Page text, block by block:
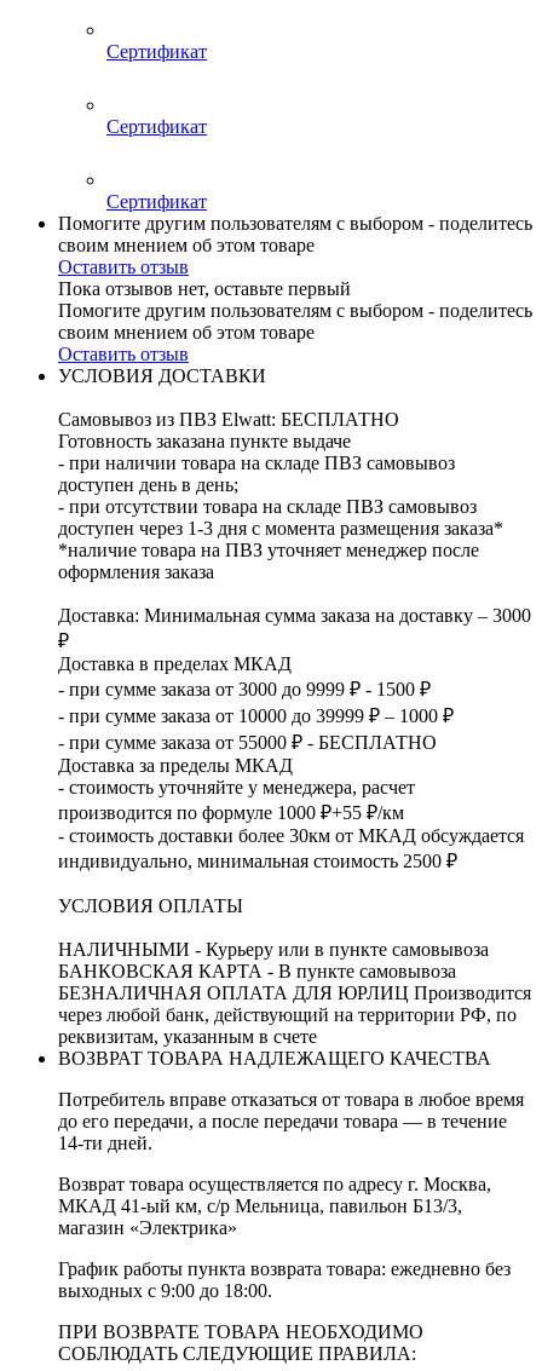
Сертификат
Сертификат
Сертификат
Помогите другим пользователям с выбором - поделитесь
своим мнением об этом товаре
Оставить отзыв
Пока отзывов нет, оставьте первый
Помогите другим пользователям с выбором - поделитесь
своим мнением об этом товаре
Оставить отзыв
УСЛОВИЯ ДОСТАВКИ
Самовывоз из ПВЗ Elwatt: БЕСПЛАТНО
Готовность заказана пункте выдаче
- при наличии товара на складе ПВЗ самовывоз
доступен день в день;
- при отсутствии товара на складе ПВЗ самовывоз
доступен через 1-3 дня с момента размещения заказа*
*наличие товара на ПВЗ уточняет менеджер после
оформления заказа
Доставка: Минимальная сумма заказа на доставку – 3000
₽
Доставка в пределах МКАД
- при сумме заказа от 3000 до 9999 ₽ - 1500 ₽
- при сумме заказа от 10000 до 39999 ₽ – 1000 ₽
- при сумме заказа от 55000 ₽ - БЕСПЛАТНО
Доставка за пределы МКАД
- стоимость уточняйте у менеджера, расчет
производится по формуле 1000 ₽+55 ₽/км
- стоимость доставки более 30км от МКАД обсуждается
индивидуально, минимальная стоимость 2500 ₽
УСЛОВИЯ ОПЛАТЫ
НАЛИЧНЫМИ - Курьеру или в пункте самовывоза
БАНКОВСКАЯ КАРТА - В пункте самовывоза
БЕЗНАЛИЧНАЯ ОПЛАТА ДЛЯ ЮРЛИЦ Производится
через любой банк, действующий на территории РФ, по
реквизитам, указанным в счете
ВОЗВРАТ ТОВАРА НАДЛЕЖАЩЕГО КАЧЕСТВА
Потребитель вправе отказаться от товара в любое время
до его передачи, а после передачи товара — в течение
14-ти дней.
Возврат товара осуществляется по адресу г. Москва,
МКАД 41-ый км, с/р Мельница, павильон Б13/3,
магазин «Электрика»
График работы пункта возврата товара: ежедневно без
выходных с 9:00 до 18:00.
ПРИ ВОЗВРАТЕ ТОВАРА НЕОБХОДИМО
СОБЛЮДАТЬ СЛЕДУЮЩИЕ ПРАВИЛА: